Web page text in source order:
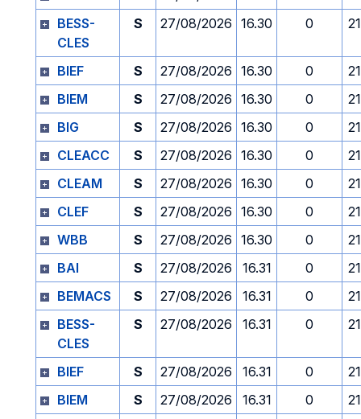
BESS-
CLES
S 27/08/2026 16.30 0
BIEF S 27/08/2026 16.30 0
BIEM
S 27/08/2026 16.30 0
BIG
S 27/08/2026 16.30 0
CLEACC
S 27/08/2026 16.30 0
CLEAM
S 27/08/2026 16.30 0
CLEF
S 27/08/2026 16.30 0
WBB
S 27/08/2026 16.30 0
BAI
S 27/08/2026 16.31 0
BEMACS
S 27/08/2026 16.31 0
BESS-
CLES
S 27/08/2026 16.31 0
BIEF S 27/08/2026 16.31 0
BIEM
S 27/08/2026 16.31 0